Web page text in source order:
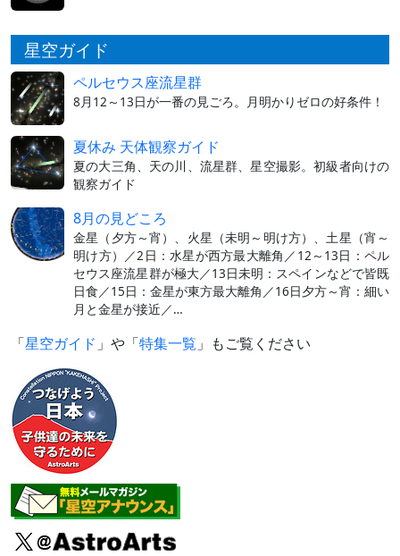
星空ガイド
ペルセウス座流星群
8月12～13日が一番の見ごろ。月明かりゼロの好条件！
夏休み 天体観察ガイド
夏の大三角、天の川、流星群、星空撮影。初級者向けの
観察ガイド
8月の見どころ
金星（夕方～宵）、火星（未明～明け方）、土星（宵～
明け方）／2日：水星が西方最大離角／12～13日：ペル
セウス座流星群が極大／13日未明：スペインなどで皆既
日食／15日：金星が東方最大離角／16日夕方～宵：細い
月と金星が接近／…
「星空ガイド 」や「特集一覧 」もご覧ください